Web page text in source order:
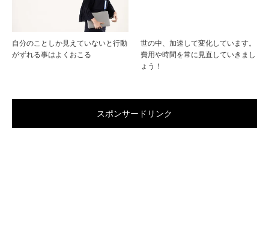
自分のことしか見えていないと行動
がずれる事はよくおこる
世の中、加速して変化しています。
費用や時間を常に見直していきまし
ょう！
スポンサードリンク